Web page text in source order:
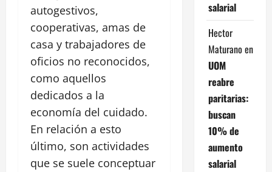
autogestivos,
cooperativas, amas de
casa y trabajadores de
oficios no reconocidos,
como aquellos
dedicados a la
economía del cuidado.
En relación a esto
último, son actividades
que se suele conceptuar
salarial
Hector
Maturano en
UOM
reabre
paritarias:
buscan
10% de
aumento
salarial